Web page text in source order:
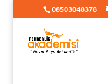
08503048378